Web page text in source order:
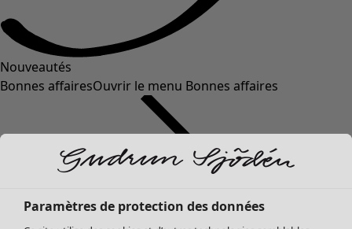
Nouveautés
Bonnes affairesOuvrir le menu Bonnes affaires
Paramètres de protection des données